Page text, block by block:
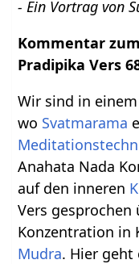
- Ein Vortrag von
Kommentar
Pradipika Vers
Wir sind in
wo Svatmarama
Anahata Nada
auf den inneren
Vers gesprochen
Konzentration in
Mudra. Hier geht